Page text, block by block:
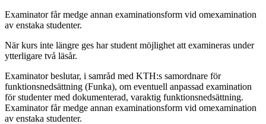
Examinator får medge annan examinationsform vid omexamination
av enstaka studenter.
När kurs inte längre ges har student möjlighet att examineras under
ytterligare två läsår.
Examinator beslutar, i samråd med KTH:s samordnare för
funktionsnedsättning (Funka), om eventuell anpassad examination
för studenter med dokumenterad, varaktig funktionsnedsättning.
Examinator får medge annan examinationsform vid omexamination
av enstaka studenter.